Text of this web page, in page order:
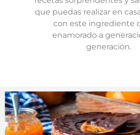
que puedas realizar en
con este ingrediente
enamorado a
generación.